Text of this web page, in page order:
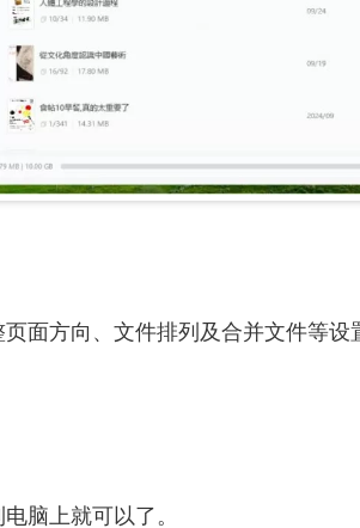
面方向、文件排列及合并文件等设
脑上就可以了。